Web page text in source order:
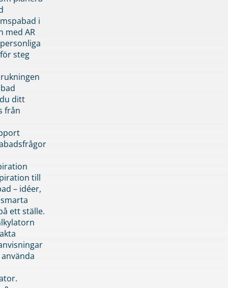
i
med AR
steg
ditt
från
till
– idéer,
ett ställe.